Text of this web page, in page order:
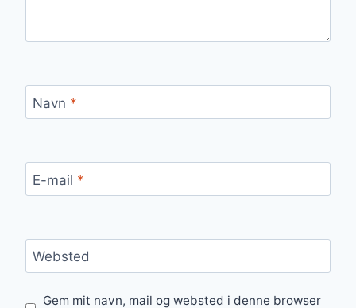
Navn *
E-mail *
Websted
Gem mit navn, mail og websted i denne browser